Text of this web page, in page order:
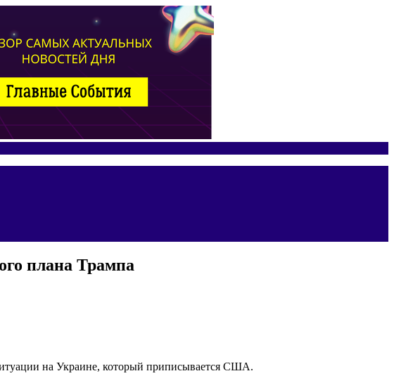
плана Трампа
на Украине, который приписывается США.